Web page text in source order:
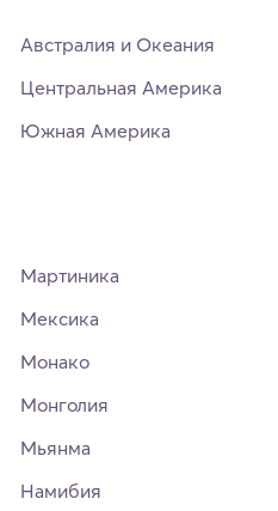
Австралия и Океания
Центральная Америка
Южная Америка
Мартиника
Мексика
Монако
Монголия
Мьянма
Намибия